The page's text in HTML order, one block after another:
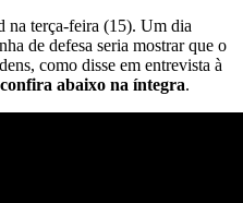
na terça-feira (15). Um dia
de defesa seria mostrar que o
como disse em entrevista à
confira abaixo na íntegra.